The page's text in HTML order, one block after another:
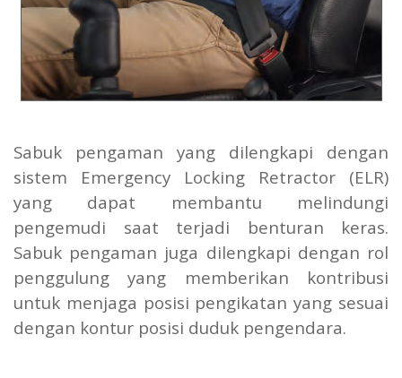
Sabuk pengaman yang dilengkapi dengan
sistem Emergency Locking Retractor (ELR)
yang dapat membantu melindungi
pengemudi saat terjadi benturan keras.
Sabuk pengaman juga dilengkapi dengan rol
penggulung yang memberikan kontribusi
untuk menjaga posisi pengikatan yang sesuai
dengan kontur posisi duduk pengendara.